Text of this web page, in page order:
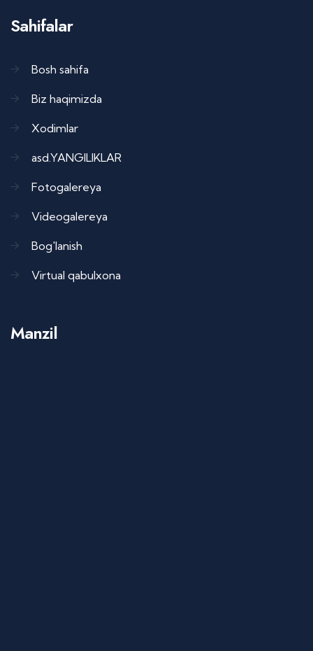
Sahifalar
Bosh sahifa
Biz haqimizda
Xodimlar
asd.YANGILIKLAR
Fotogalereya
Videogalereya
Bog'lanish
Virtual qabulxona
Manzil